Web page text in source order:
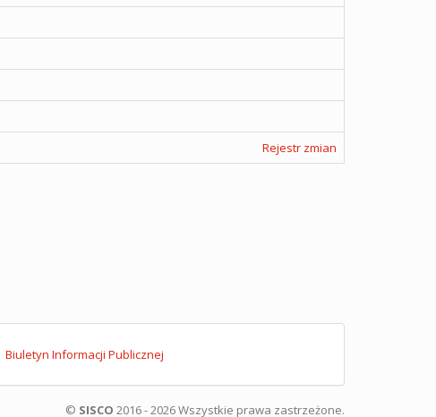
Rejestr zmian
Biuletyn Informacji Publicznej
© SISCO 2016 - 2026 Wszystkie prawa zastrzeżone.